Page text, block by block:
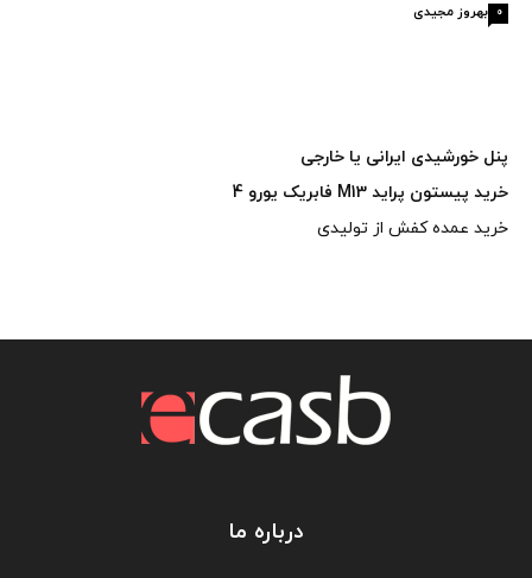
بهروز مجیدی 0
پنل خورشیدی ایرانی یا خارجی
خرید پیستون پراید M13 فابریک یورو 4
خرید عمده کفش از تولیدی
درباره ما